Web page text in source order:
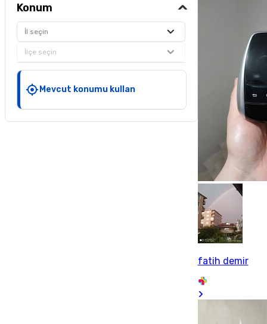
Konum
İl seçin
İlçe seçin
Mevcut konumu kullan
fatih demir